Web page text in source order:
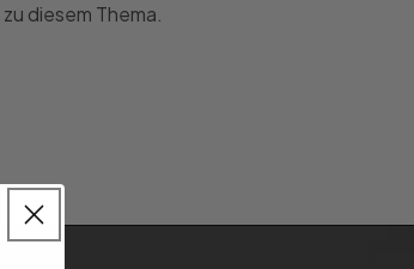
zu diesem Thema.